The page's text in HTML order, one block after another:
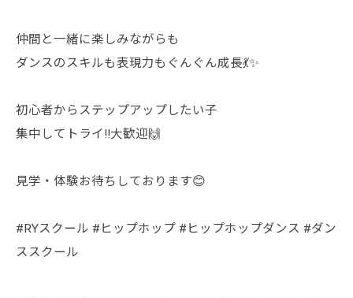
仲間と一緒に楽しみながらも
ダンスのスキルも表現力もぐんぐん成長💃✨
初心者からステップアップしたい子
集中してトライ‼️大歓迎🙌
見学・体験お待ちしております😊
#RYスクール #ヒップホップ #ヒップホップダンス #ダン
ススクール